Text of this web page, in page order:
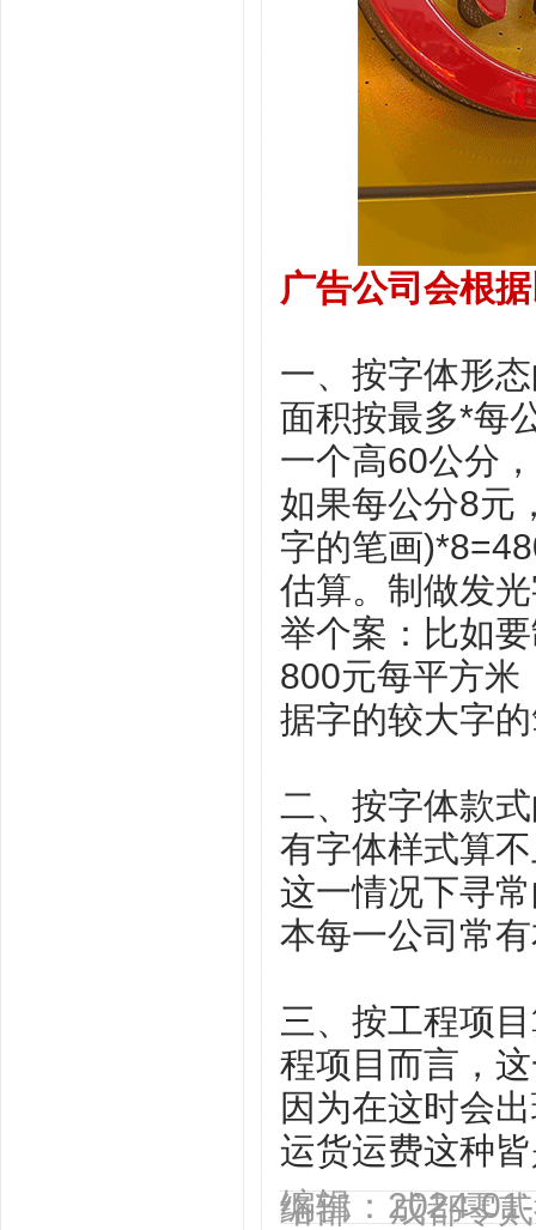
广告公司会根
一、按字体形
面积按最多*每
一个高60公分
如果每公分8元
字的笔画
估算。制做发
举个案：比如
800元每平方米
据字的较大字
二、按字体款
有字体样式算
这一情况下寻
本每一公司常
三、按工程项
程项目而言，
因为在这时会
运货运费这种
编辑：2024-
络部 成都零贰